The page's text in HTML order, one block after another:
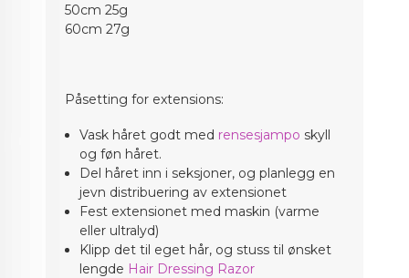
50cm 25g
60cm 27g
Påsetting for extensions:
Vask håret godt med rensesjampo skyll
og føn håret.
Del håret inn i seksjoner, og planlegg en
jevn distribuering av extensionet
Fest extensionet med maskin (varme
eller ultralyd)
Klipp det til eget hår, og stuss til ønsket
lengde Hair Dressing Razor